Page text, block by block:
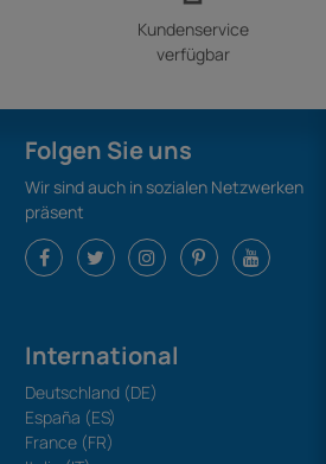
Kundenservice
verfügbar
Folgen Sie uns
Wir sind auch in sozialen Netzwerken
präsent
International
Deutschland (DE)
España (ES)
France (FR)